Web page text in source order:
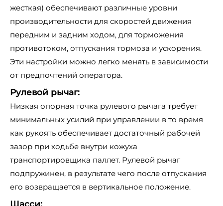
жесткая) обеспечивают различные уровни
производительности для скоростей движения
передним и задним ходом, для торможения
противотоком, отпускания тормоза и ускорения.
Эти настройки можно легко менять в зависимости
от предпочтений оператора.
Рулевой рычаг:
Низкая опорная точка рулевого рычага требует
минимальных усилий при управлении в то время
как рукоять обеспечивает достаточный рабочей
зазор при ходьбе внутри кожуха
транспортировщика паллет. Рулевой рычаг
подпружинен, в результате чего после отпускания
его возвращается в вертикальное положение.
Шасси: